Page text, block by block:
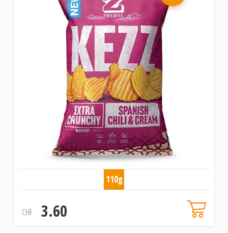
110g
CHF 3.60